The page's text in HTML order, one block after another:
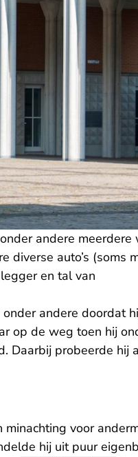
onder andere meerdere
diverse auto’s (soms
en tal van
andere doordat
op de weg toen hij
Daarbij probeerde hij
voor
hij uit puur